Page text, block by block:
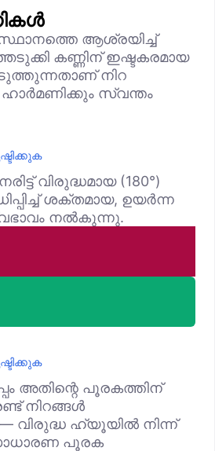
സ്ഥാനത്തെ ആശ്രയിച്ച്
കണ്ണിന് ഇഷ്ടകരമായ
നിറ
സ്വന്തം
വിരുദ്ധമായ (180°)
ശക്തമായ, ഉയർന്ന
നൽകുന്നു.
അതിന്റെ പൂരകത്തിന്
നിറങ്ങൾ
വിരുദ്ധ ഹ്യൂയിൽ നിന്ന്
പൂരക